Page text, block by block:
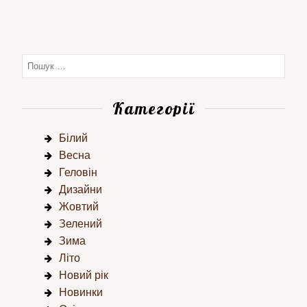
Категорії
Білий
Весна
Геловін
Дизайни
Жовтий
Зелений
Зима
Літо
Новий рік
Новинки